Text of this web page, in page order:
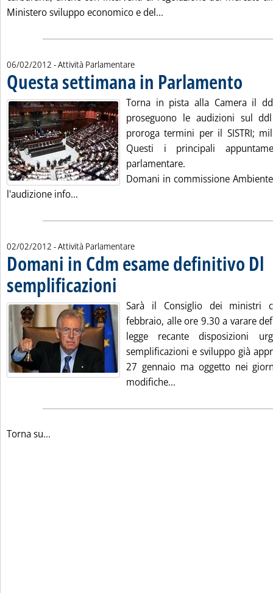
Ministero sviluppo economico e del...
06/02/2012 - Attività Parlamentare
Questa settimana in Parlamento
Torna in pista alla Camera il
proseguono le audizioni sul
proroga termini per il SISTRI;
Questi i principali
parlamentare.
Domani in commissione
l'audizione info...
02/02/2012 - Attività Parlamentare
Domani in Cdm esame definitivo Dl
semplificazioni
Sarà il Consiglio dei ministri
febbraio, alle ore 9.30 a varare
legge recante disposizioni
semplificazioni e sviluppo già
27 gennaio ma oggetto nei
modifiche...
Torna su...